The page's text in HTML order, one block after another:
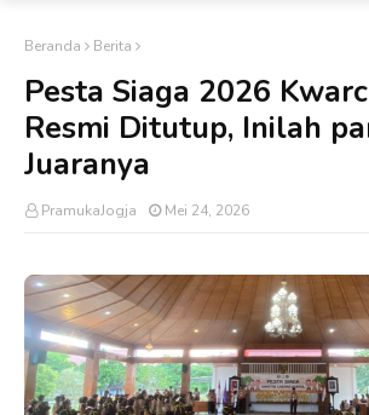
Beranda Berita
Pesta Siaga 2026
Resmi Ditutup, Inilah
Juaranya
PramukaJogja Mei 24, 2026